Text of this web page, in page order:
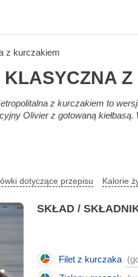
z kurczakiem
z kurczakiem to
Olivier z gotowaną
dotyczące przepisu Kalorie
SKŁAD /
Filet z kurczaka